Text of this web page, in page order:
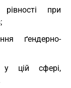
при
ґендерно-
у цій сфері,